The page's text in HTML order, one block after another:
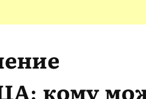
кому